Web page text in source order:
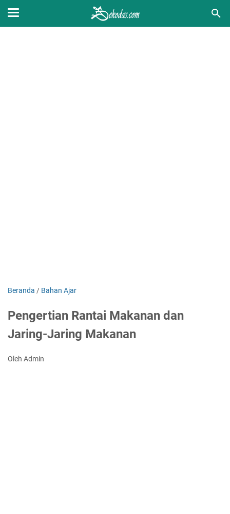
Beranda / Bahan Ajar
Pengertian Rantai Makanan dan
Jaring-Jaring Makanan
Oleh Admin